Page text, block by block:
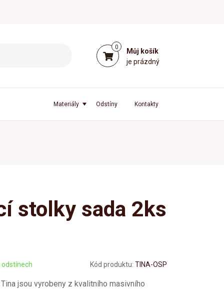
0
Můj košík
je prázdný
Kontakty
Odstíny
Materiály
stolky sada 2ks
odstínech Kód produktu: TINA-OSP
jsou vyrobeny z kvalitního masivního